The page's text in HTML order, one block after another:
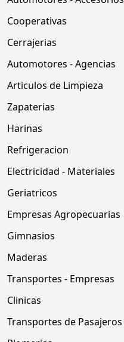
Cooperativas
Cerrajerias
Automotores - Agencias
Articulos de Limpieza
Zapaterias
Harinas
Refrigeracion
Electricidad - Materiales
Geriatricos
Empresas Agropecuarias
Gimnasios
Maderas
Transportes - Empresas
Clinicas
Transportes de Pasajeros